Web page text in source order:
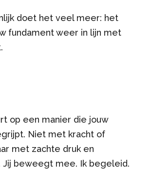
doet het veel meer: het
fundament weer in lijn met
op een manier die jouw
Niet met kracht of
met zachte druk en
Jij beweegt mee. Ik begeleid.